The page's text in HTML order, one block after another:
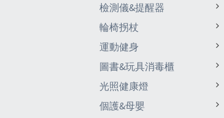
檢測儀&提醒器
輪椅拐杖
運動健身
圖書&玩具消毒櫃
光照健康燈
個護&母嬰